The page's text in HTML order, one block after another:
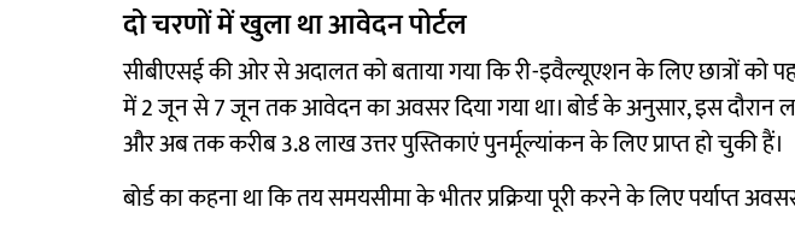
दो चरणों में खुला था आवेदन पोर्टल
सीबीएसई की ओर से अदालत को बताया गया कि री-इवैल्यूएशन के लिए छात्रों को
में 2 जून से 7 जून तक आवेदन का अवसर दिया गया था। बोर्ड के अनुसार, इस दौरान
और अब तक करीब 3.8 लाख उत्तर पुस्तिकाएं पुनर्मूल्यांकन के लिए प्राप्त हो चुकी हैं।
बोर्ड का कहना था कि तय समयसीमा के भीतर प्रक्रिया पूरी करने के लिए पर्याप्त